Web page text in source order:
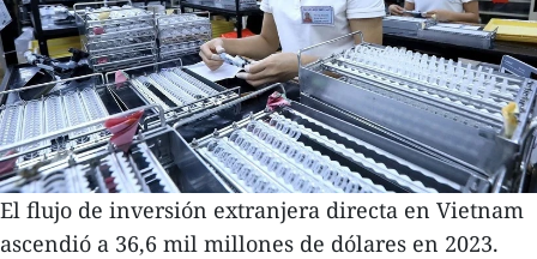
El flujo de inversión extranjera directa en Vietnam
ascendió a 36,6 mil millones de dólares en 2023.